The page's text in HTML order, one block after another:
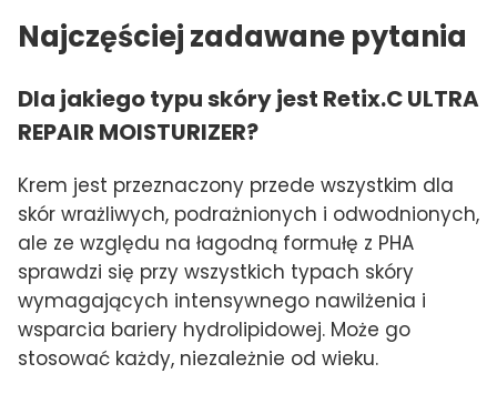
Najczęściej zadawane pytania
Dla jakiego typu skóry jest Retix.C ULTRA
REPAIR MOISTURIZER?
Krem jest przeznaczony przede wszystkim dla
skór wrażliwych, podrażnionych i odwodnionych,
ale ze względu na łagodną formułę z PHA
sprawdzi się przy wszystkich typach skóry
wymagających intensywnego nawilżenia i
wsparcia bariery hydrolipidowej. Może go
stosować każdy, niezależnie od wieku.